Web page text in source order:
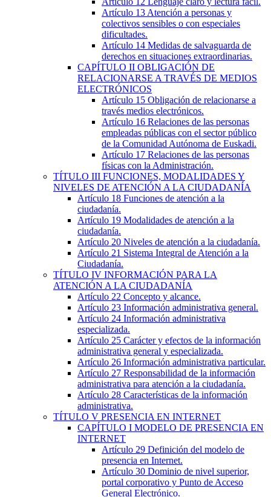
Artículo 13 Atención a personas y
colectivos sensibles o con especiales
dificultades.
Artículo 14 Medidas de salvaguarda de
derechos en situaciones extraordinarias.
CAPÍTULO II OBLIGACIÓN DE
RELACIONARSE A TRAVÉS DE MEDIOS
ELECTRÓNICOS
Artículo 15 Obligación de relacionarse a
través medios electrónicos.
Artículo 16 Relaciones de las personas
empleadas públicas con el sector público
de la Comunidad Autónoma de Euskadi.
Artículo 17 Relaciones de las personas
físicas con la Administración.
TÍTULO III FUNCIONES, MODALIDADES Y
NIVELES DE ATENCIÓN A LA CIUDADANÍA
Artículo 18 Funciones de atención a la
ciudadanía.
Artículo 19 Modalidades de atención a la
ciudadanía.
Artículo 20 Niveles de atención a la ciudadanía.
Artículo 21 Sistema Integral de Atención a la
Ciudadanía.
TÍTULO IV INFORMACIÓN PARA LA
ATENCIÓN A LA CIUDADANÍA
Artículo 22 Concepto y alcance.
Artículo 23 Información administrativa general.
Artículo 24 Información administrativa
especializada.
Artículo 25 Carácter y efectos de la información
administrativa general y especializada.
Artículo 26 Información administrativa particular.
Artículo 27 Responsabilidad de la información
administrativa para atención a la ciudadanía.
Artículo 28 Características de la información
administrativa.
TÍTULO V PRESENCIA EN INTERNET
CAPÍTULO I MODELO DE PRESENCIA EN
INTERNET
Artículo 29 Definición del modelo de
presencia en Internet.
Artículo 30 Dominio de nivel superior,
portal corporativo y Punto de Acceso
General Electrónico.